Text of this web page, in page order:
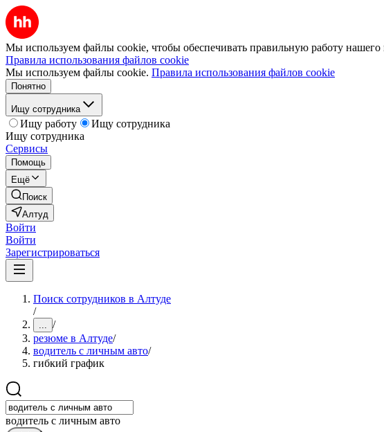
Мы используем файлы cookie, чтобы обеспечивать правильную работу нашего
Правила использования файлов cookie
Мы используем файлы cookie. Правила использования файлов cookie
Понятно
Ищу сотрудника
Ищу работу
Ищу сотрудника
Ищу сотрудника
Сервисы
Помощь
Ещё
Поиск
Алтуд
Войти
Войти
Зарегистрироваться
Поиск сотрудников в Алтуде
/
... /
резюме в Алтуде/
водитель с личным авто/
гибкий график
водитель с личным авто